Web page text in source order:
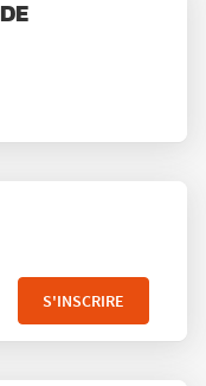
S'INSCRIRE